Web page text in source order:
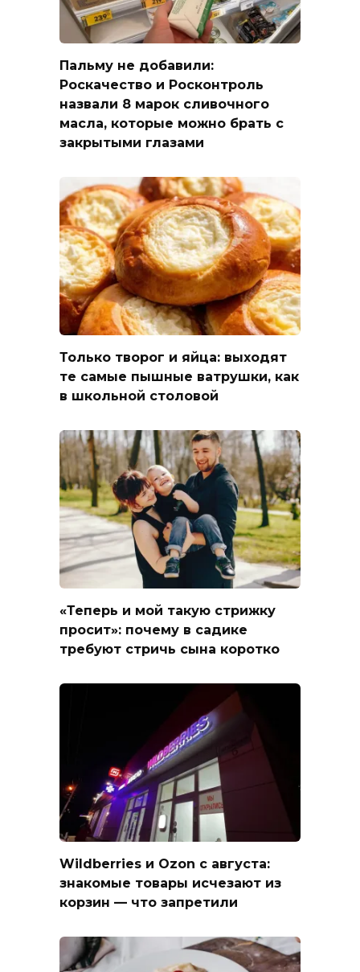
Пальму не добавили:
Роскачество и Росконтроль
назвали 8 марок сливочного
масла, которые можно брать с
закрытыми глазами
Только творог и яйца: выходят
те самые пышные ватрушки, как
в школьной столовой
«Теперь и мой такую стрижку
просит»: почему в садике
требуют стричь сына коротко
Wildberries и Ozon с августа:
знакомые товары исчезают из
корзин — что запретили